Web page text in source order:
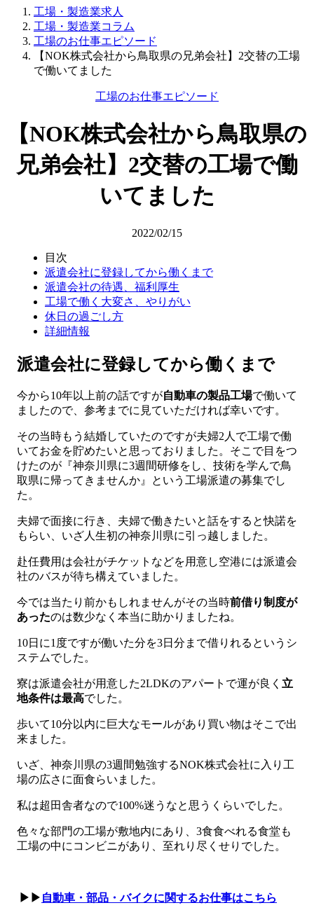
工場・製造業求人
工場・製造業コラム
工場のお仕事エピソード
【NOK株式会社から鳥取県の兄弟会社】2交替の工場
で働いてました
工場のお仕事エピソード
【NOK株式会社から鳥取県の
兄弟会社】2交替の工場で働
いてました
2022/02/15
目次
派遣会社に登録してから働くまで
派遣会社の待遇、福利厚生
工場で働く大変さ、やりがい
休日の過ごし方
詳細情報
派遣会社に登録してから働くまで
今から10年以上前の話ですが自動車の製品工場で働いて
ましたので、参考までに見ていただければ幸いです。
その当時もう結婚していたのですが夫婦2人で工場で働
いてお金を貯めたいと思っておりました。そこで目をつ
けたのが『神奈川県に3週間研修をし、技術を学んで鳥
取県に帰ってきませんか』という工場派遣の募集でし
た。
夫婦で面接に行き、夫婦で働きたいと話をすると快諾を
もらい、いざ人生初の神奈川県に引っ越しました。
赴任費用は会社がチケットなどを用意し空港には派遣会
社のバスが待ち構えていました。
今では当たり前かもしれませんがその当時前借り制度が
あったのは数少なく本当に助かりましたね。
10日に1度ですが働いた分を3日分まで借りれるというシ
ステムでした。
寮は派遣会社が用意した2LDKのアパートで運が良く 立
地条件は最高でした。
歩いて10分以内に巨大なモールがあり買い物はそこで出
来ました。
いざ、神奈川県の3週間勉強するNOK株式会社に入り工
場の広さに面食らいました。
私は超田舎者なので100%迷うなと思うくらいでした。
色々な部門の工場が敷地内にあり、3食食べれる食堂も
工場の中にコンビニがあり、至れり尽くせりでした。
▶▶ 自動車・部品・バイクに関するお仕事はこちら